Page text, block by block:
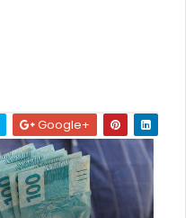
Google+